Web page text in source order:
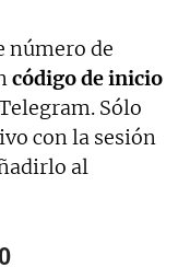
número de
código de inicio
Sólo
con la sesión
al